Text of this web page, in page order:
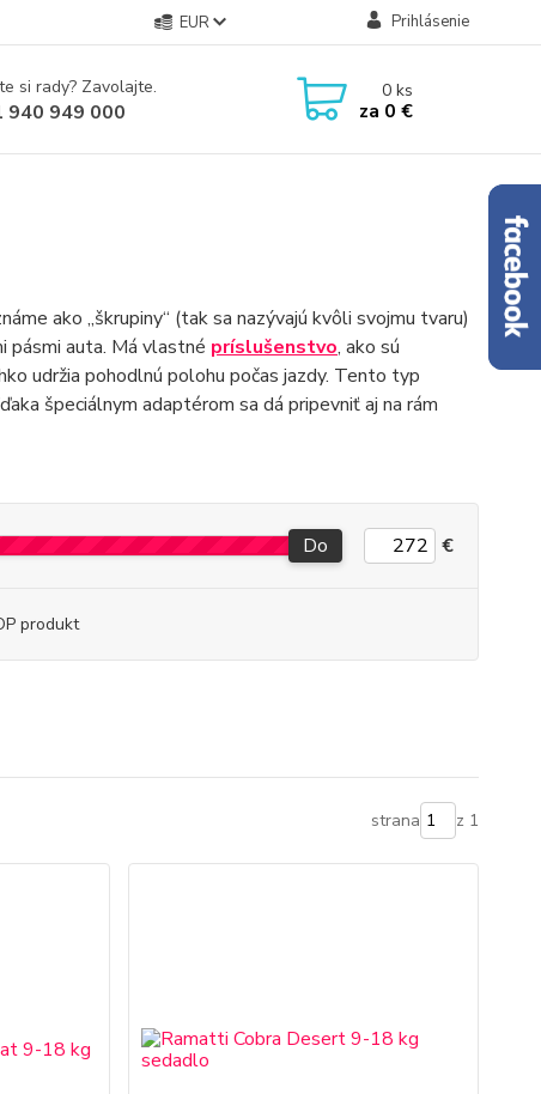
EUR Prihlásenie
si rady? Zavolajte.
940 949 000
0ks
za 0 €
ako „škrupiny“ (tak sa nazývajú kvôli svojmu tvaru)
pásmi auta. Má vlastné príslušenstvo, ako sú
udržia pohodlnú polohu počas jazdy. Tento typ
špeciálnym adaptérom sa dá pripevniť aj na rám
Do €
produkt
strana z 1